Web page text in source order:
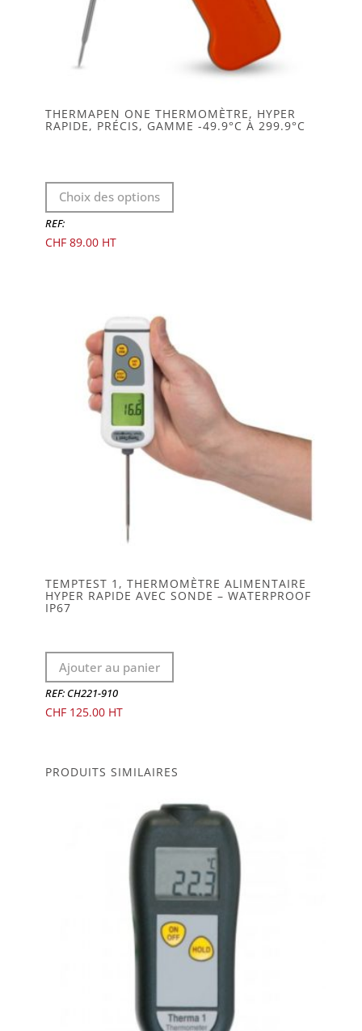
THERMAPEN ONE THERMOMÈTRE, HYPER
RAPIDE, PRÉCIS, GAMME -49.9°C À 299.9°C
Choix des options
Ce
choisies
sur
page
du
REF:
CHF89.00
TEMPTEST 1, THERMOMÈTRE ALIMENTAIRE
HYPER RAPIDE AVEC SONDE – WATERPROOF
IP67
Ajouter au panier
REF: CH221-910
CHF125.00
PRODUITS SIMILAIRES